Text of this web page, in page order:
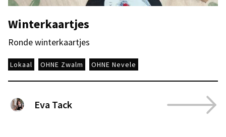
Winterkaartjes
Ronde winterkaartjes
Lokaal OHNE Zwalm OHNE Nevele
Eva Tack